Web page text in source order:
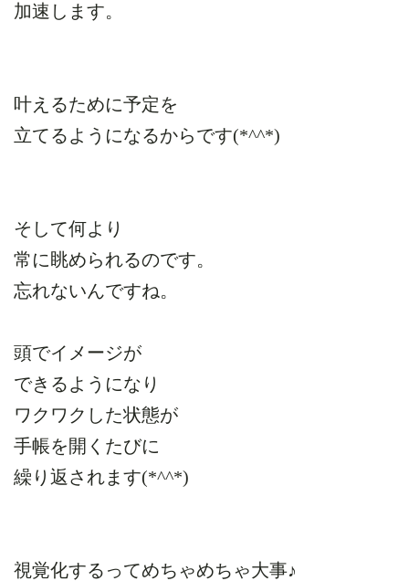
加速します。
叶えるために予定を
立てるようになるからです(*^^*)
そして何より
常に眺められるのです。
忘れないんですね。
頭でイメージが
できるようになり
ワクワクした状態が
手帳を開くたびに
繰り返されます(*^^*)
視覚化するってめちゃめちゃ大事♪